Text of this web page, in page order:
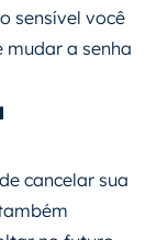
sensível você
a senha
cancelar sua